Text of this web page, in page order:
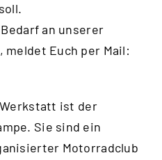
an unserer
Euch per Mail:
ist der
. Sie sind ein
Motorradclub